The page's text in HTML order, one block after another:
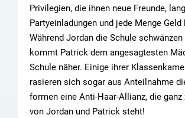
Privilegien, die ihnen neue Freunde,
Partyeinladungen und jede Menge Geld
Während Jordan die Schule schwänzen
kommt Patrick dem angesagtesten
Schule näher. Einige ihrer
rasieren sich sogar aus Anteilnahme
formen eine Anti-Haar-Allianz, die ganz
von Jordan und Patrick steht!